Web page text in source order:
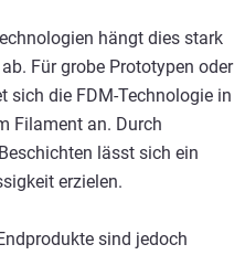
hängt dies stark
Für grobe Prototypen oder
sich die FDM-Technologie in
Filament an. Durch
lässt sich ein
erzielen.
sind jedoch